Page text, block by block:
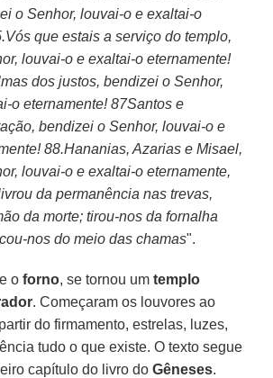
o Senhor, louvai-o e exaltai-o
que estais a serviço do templo,
louvai-o e exaltai-o eternamente!
dos justos, bendizei o Senhor,
o eternamente! 87Santos e
bendizei o Senhor, louvai-o e
88.Hananias, Azarias e Misael,
louvai-o e exaltai-o eternamente,
da permanência nas trevas,
da morte; tirou-nos da fornalha
nos do meio das chamas".
oforno, se tornou umtemplo
. Começaram os louvores ao
do firmamento, estrelas, luzes,
tudo o que existe. O texto segue
capítulo do livro doGêneses.